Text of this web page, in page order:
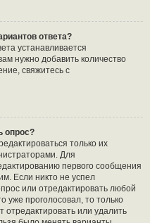
ответа?
устанавливается
нужно добавить количество
свяжитесь с
опрос?
только их
Для
первого сообщения
Если никто не успел
или отредактировать любой
уже проголосовал, то только
или удалить